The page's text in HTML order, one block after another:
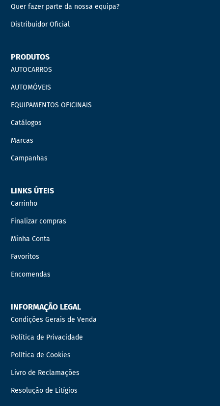
Quer fazer parte da nossa equipa?
Distribuidor Oficial
PRODUTOS
AUTOCARROS
AUTOMÓVEIS
EQUIPAMENTOS OFICINAIS
Catálogos
Marcas
Campanhas
LINKS ÚTEIS
Carrinho
Finalizar compras
Minha Conta
Favoritos
Encomendas
INFORMAÇÃO LEGAL
Condições Gerais de Venda
Política de Privacidade
Política de Cookies
Livro de Reclamações
Resolução de Litígios